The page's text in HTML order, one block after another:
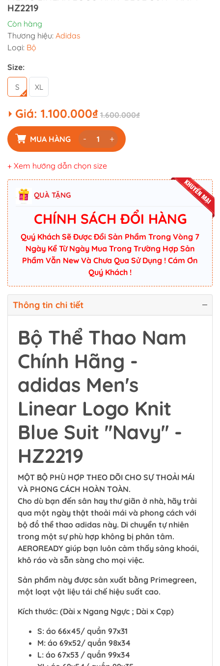
HZ2219
Còn hàng
Thương hiệu: Adidas
Loại: Bộ
Size:
S XL
Giá: 1.100.000₫ 1.600.000₫
MUA HÀNG - +
+ Xem hướng dẫn chọn size
QUÀ TẶNG
CHÍNH SÁCH ĐỔI HÀNG
Quý Khách Sẽ Được Đổi Sản Phẩm Trong Vòng 7
Ngày Kể Từ Ngày Mua Trong Trường Hợp Sản
Phẩm Vẫn New Và Chưa Qua Sử Dụng ! Cám Ơn
Quý Khách !
Thông tin chi tiết
Bộ Thể Thao Nam
Chính Hãng -
adidas Men's
Linear Logo Knit
Blue Suit ''Navy'' -
HZ2219
MỘT BỘ PHÙ HỢP THEO DÕI CHO SỰ THOẢI MÁI
VÀ PHONG CÁCH HOÀN TOÀN.
Cho dù bạn đến sân hay thư giãn ở nhà, hãy trải
qua một ngày thật thoải mái và phong cách với
bộ đồ thể thao adidas này. Di chuyển tự nhiên
trong một sự phù hợp không bị phân tâm.
AEROREADY giúp bạn luôn cảm thấy sảng khoái,
khô ráo và sẵn sàng cho mọi việc.
Sản phẩm này được sản xuất bằng Primegreen,
một loạt vật liệu tái chế hiệu suất cao.
Kích thước: (Dài x Ngang Ngực ; Dài x Cạp)
S: áo 66x45/ quần 97x31
M: áo 69x52/ quần 98x34
L: áo 67x53 / quần 99x34